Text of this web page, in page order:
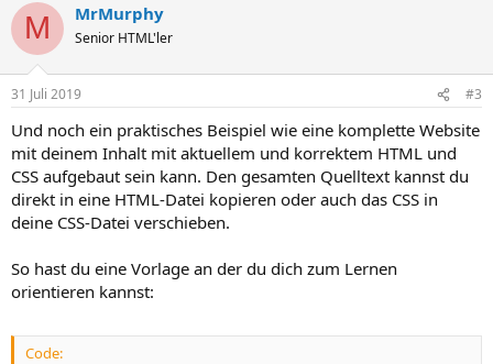
k
i
n
e
:
M MrMurphy
Senior HTML'ler
31 Juli 2019 #3
Und noch ein praktisches Beispiel wie eine komplette Website
mit deinem Inhalt mit aktuellem und korrektem HTML und
CSS aufgebaut sein kann. Den gesamten Quelltext kannst du
direkt in eine HTML-Datei kopieren oder auch das CSS in
deine CSS-Datei verschieben.
So hast du eine Vorlage an der du dich zum Lernen
orientieren kannst:
Code: